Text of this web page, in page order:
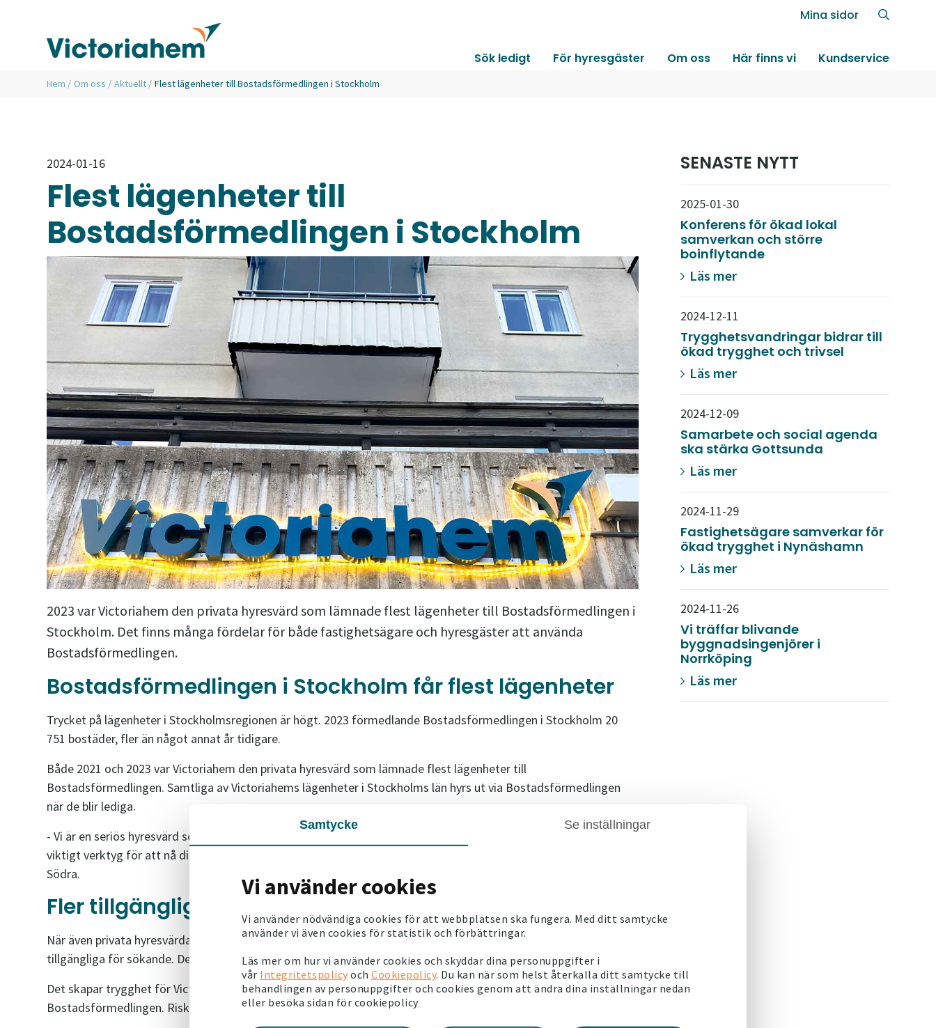
Samtycke Se inställningar
Vi använder cookies
Vi använder nödvändiga cookies för att webbplatsen ska fungera. Med ditt samtycke
använder vi även cookies för statistik och förbättringar.
Läs mer om hur vi använder cookies och skyddar dina personuppgifter i
vår Integritetspolicy och Cookiepolicy. Du kan när som helst återkalla ditt samtycke till
behandlingen av personuppgifter och cookies genom att ändra dina inställningar nedan
eller besöka sidan för cookiepolicy
Mina sidor
Sök ledigt För hyresgäster Om oss Här finns vi Kundservice
Hem / Om oss / Aktuellt / Flest lägenheter till Bostadsförmedlingen i Stockholm
2024-01-16
Flest lägenheter till
Bostadsförmedlingen i Stockholm
2023 var Victoriahem den privata hyresvärd som lämnade flest lägenheter till Bostadsförmedlingen i
Stockholm. Det finns många fördelar för både fastighetsägare och hyresgäster att använda
Bostadsförmedlingen.
Bostadsförmedlingen i Stockholm får flest lägenheter
Trycket på lägenheter i Stockholmsregionen är högt. 2023 förmedlande Bostadsförmedlingen i Stockholm 20
751 bostäder, fler än något annat år tidigare.
Både 2021 och 2023 var Victoriahem den privata hyresvärd som lämnade flest lägenheter till
Bostadsförmedlingen. Samtliga av Victoriahems lägenheter i Stockholms län hyrs ut via Bostadsförmedlingen
när de blir lediga.
- Vi är en seriös hyresvärd som vill ha en rättvis bostadsmarknad och Bostadsförmedlingens strikta kötider är ett
viktigt verktyg för att nå dit, konstaterar Roger Malmquist, regionchef hos Victoriahem för region Stockholm
Södra.
Fler tillgängliga hyreslägenheter i Stockholm
När även privata hyresvärdar ansluter sina lägenheter till Bostadsförmedlingen, blir fler hyreslägenheter
tillgängliga för sökande. Det förebygger också fusk och handel med hyresrätter.
Det skapar trygghet för Victoriahems medarbetare att förmedlingen av lägenheter sker via
Bostadsförmedlingen. Risken för påverkan minskar och skapar en bättre arbetsmiljö.
SENASTE NYTT
2025-01-30
Konferens för ökad lokal
samverkan och större
boinflytande
Läs mer
2024-12-11
Trygghetsvandringar bidrar till
ökad trygghet och trivsel
Läs mer
2024-12-09
Samarbete och social agenda
ska stärka Gottsunda
Läs mer
2024-11-29
Fastighetsägare samverkar för
ökad trygghet i Nynäshamn
Läs mer
2024-11-26
Vi träffar blivande
byggnadsingenjörer i
Norrköping
Läs mer